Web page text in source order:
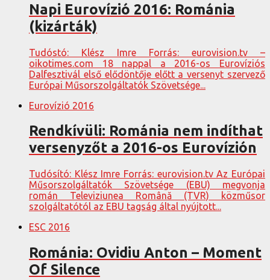
Napi Eurovízió 2016: Románia
(kizárták)
Tudóstó: Klész Imre Forrás: eurovision.tv –
oikotimes.com 18 nappal a 2016-os Eurovíziós
Dalfesztivál első elődöntője előtt a versenyt szervező
Európai Műsorszolgáltatók Szövetsége...
Eurovízió 2016
Rendkívüli: Románia nem indíthat
versenyzőt a 2016-os Eurovízión
Tudósító: Klész Imre Forrás: eurovision.tv Az Európai
Műsorszolgáltatók Szövetsége (EBU) megvonja
román Televiziunea Română (TVR) közműsor
szolgáltatótól az EBU tagság által nyújtott...
ESC 2016
Románia: Ovidiu Anton – Moment
Of Silence